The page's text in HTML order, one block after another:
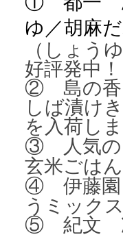
ゆ／胡麻
（しょう
好評発中！
② 島の香
しば漬け
を入荷し
③ 人気の
玄米ごは
④ 伊藤園
うミック
⑤ 紀文 冷